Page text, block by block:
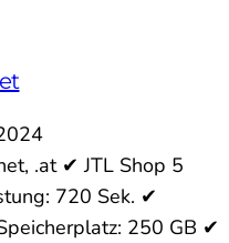
.at ✔ JTL Shop 5
720 Sek. ✔
250 GB ✔